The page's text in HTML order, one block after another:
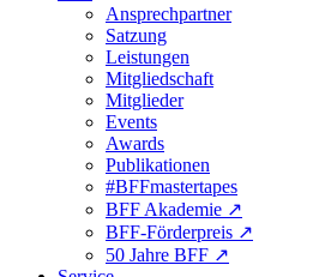
Ansprechpartner
Satzung
Leistungen
Mitgliedschaft
Mitglieder
Events
Awards
Publikationen
#BFFmastertapes
BFF Akademie ↗︎
BFF-Förderpreis ↗︎
50 Jahre BFF ↗︎